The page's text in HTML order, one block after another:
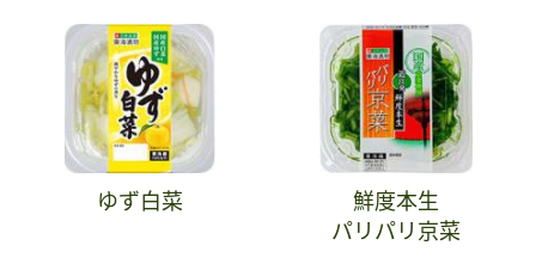
ゆず白菜
鮮度本生
パリパリ京菜